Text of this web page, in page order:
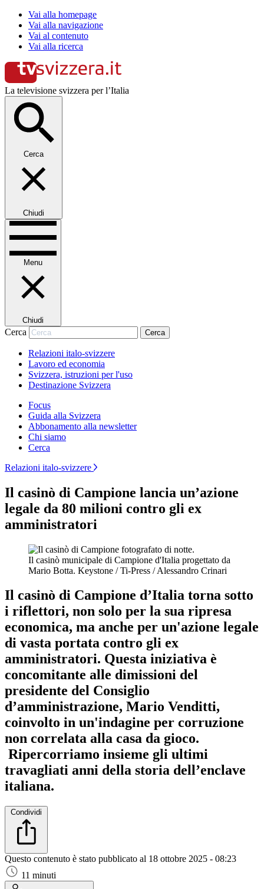
Vai alla homepage
Vai alla navigazione
Vai al contenuto
Vai alla ricerca
La televisione svizzera per l’Italia
Cerca
Chiudi
Menu
Chiudi
Cerca Cerca
Relazioni italo-svizzere
Lavoro ed economia
Svizzera, istruzioni per l'uso
Destinazione Svizzera
Focus
Guida alla Svizzera
Abbonamento alla newsletter
Chi siamo
Cerca
Relazioni italo-svizzere
Il casinò di Campione lancia un’azione
legale da 80 milioni contro gli ex
amministratori
Il casinò municipale di Campione d'Italia progettato da
Mario Botta. Keystone / Ti-Press / Alessandro Crinari
Il casinò di Campione d’Italia torna sotto
i riflettori, non solo per la sua ripresa
economica, ma anche per un'azione legale
di vasta portata contro gli ex
amministratori. Questa iniziativa è
concomitante alle dimissioni del
presidente del Consiglio
d’amministrazione, Mario Venditti,
coinvolto in un'indagine per corruzione
non correlata alla casa da gioco.
Ripercorriamo insieme gli ultimi
travagliati anni della storia dell’enclave
italiana.
Condividi
Questo contenuto è stato pubblicato al 18 ottobre 2025 - 08:23
11 minuti